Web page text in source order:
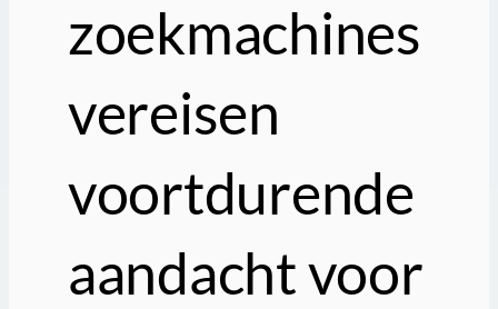
zoekmachines
vereisen
voortdurende
aandacht voor